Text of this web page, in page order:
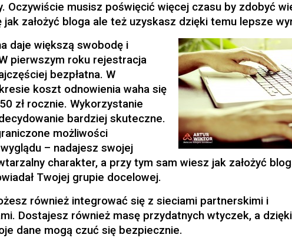
Oczywiście musisz poświęcić więcej czasu by zdobyć
założyć bloga ale też uzyskasz dzięki temu lepsze
daje większą swobodę i
pierwszym roku rejestracja
bezpłatna. W
koszt odnowienia waha się
zł rocznie. Wykorzystanie
bardziej skuteczne.
możliwości
– nadajesz swojej
charakter, a przy tym sam wiesz jak założyć
Twojej grupie docelowej.
również integrować się z sieciami partnerskimi i
Dostajesz również masę przydatnych wtyczek, a
dane mogą czuć się bezpiecznie.